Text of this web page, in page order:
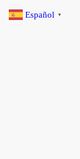
Español ▼